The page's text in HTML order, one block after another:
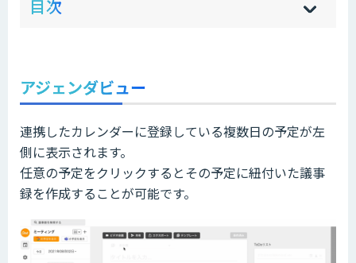
目次 hi
]
sh
]
アジェンダビュー
連携したカレンダーに登録している複数日の予定が左
側に表示されます。
任意の予定をクリックするとその予定に紐付いた議事
録を作成することが可能です。